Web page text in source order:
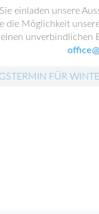
einladen unsere
die Möglichkeit
unverbindlichen
FÜR